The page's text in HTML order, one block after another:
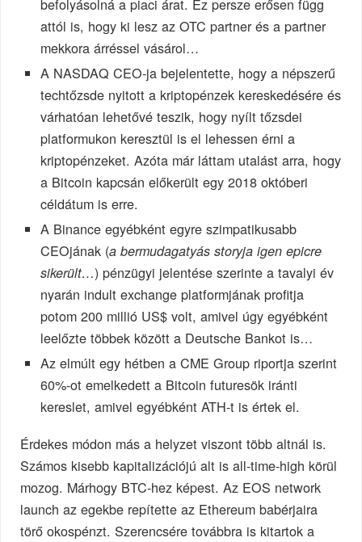
attól is, hogy ki lesz az OTC partner és a partner
mekkora árréssel vásárol…
A NASDAQ CEO-ja bejelentette, hogy a népszerű
techtőzsde nyitott a kriptopénzek kereskedésére és
várhatóan lehetővé teszik, hogy nyílt tőzsdei
platformukon keresztül is el lehessen érni a
kriptopénzeket. Azóta már láttam utalást arra, hogy
a Bitcoin kapcsán előkerült egy 2018 októberi
céldátum is erre.
A Binance egyébként egyre szimpatikusabb
CEOjának (a bermudagatyás storyja igen epicre
sikerült…) pénzügyi jelentése szerinte a tavalyi év
nyarán indult exchange platformjának profitja
potom 200 millió US$ volt, amivel úgy egyébként
leelőzte többek között a Deutsche Bankot is…
Az elmúlt egy hétben a CME Group riportja szerint
60%-ot emelkedett a Bitcoin futuresök iránti
kereslet, amivel egyébként ATH-t is értek el.
Érdekes módon más a helyzet viszont több altnál is.
Számos kisebb kapitalizációjú alt is all-time-high körül
mozog. Márhogy BTC-hez képest. Az EOS network
launch az egekbe repítette az Ethereum babérjaira
törő okospénzt. Szerencsére továbbra is kitartok a